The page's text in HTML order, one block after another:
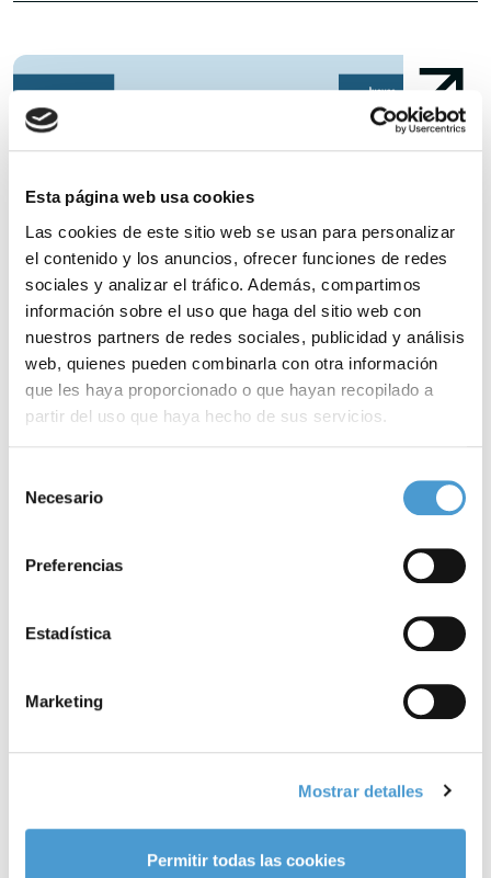
Esta página web usa cookies
Las cookies de este sitio web se usan para personalizar
el contenido y los anuncios, ofrecer funciones de redes
sociales y analizar el tráfico. Además, compartimos
información sobre el uso que haga del sitio web con
nuestros partners de redes sociales, publicidad y análisis
web, quienes pueden combinarla con otra información
que les haya proporcionado o que hayan recopilado a
partir del uso que haya hecho de sus servicios.
de cookies
Necesario
Preferencias
Estadística
Marketing
Mostrar detalles
Permitir todas las cookies
Últimos avances en el diagnóstico y...
Enfermedades relacionadas